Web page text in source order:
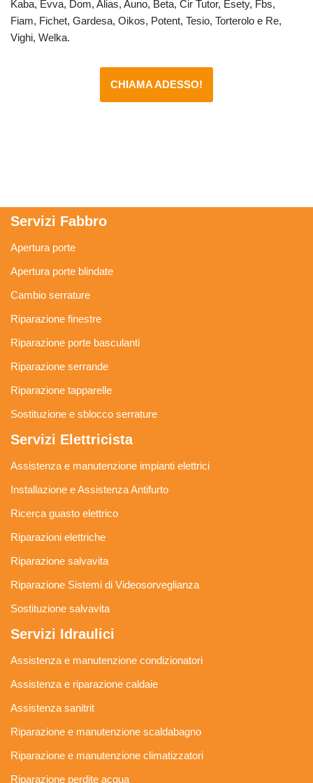
Kaba, Evva, Dom, Alias, Auno, Beta, Cir Tutor, Esety, Fbs,
Fiam, Fichet, Gardesa, Oikos, Potent, Tesio, Torterolo e Re,
Vighi, Welka.
CHIAMA ADESSO!
Servizi Fabbro
Apertura porte
Apertura porte blindate
Cambio serrature
Riparazione finestre
Riparazione porte basculanti
Riparazione serrande
Riparazione tapparelle
Sostituzione e sblocco serrature
Servizi Elettricista
Assistenza e manutenzione impianti elettrici
Installazione e Assistenza Antifurto
Ricerca guasto elettrico
Riparazioni elettriche
Riparazione salvavita
Riparazione Sistemi di Videosorveglianza
Sostituzione salvavita
Servizi Idraulici
Assistenza e manutenzione condizionatori
Assistenza e riparazione caldaie
Assistenza sanitrit
Riparazione e manutenzione scaldabagno
Riparazione e manutenzione climatizzatori
Riparazione perdite acqua